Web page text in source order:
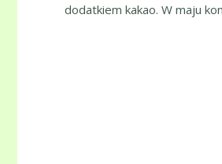
dodatkiem kakao. W maju